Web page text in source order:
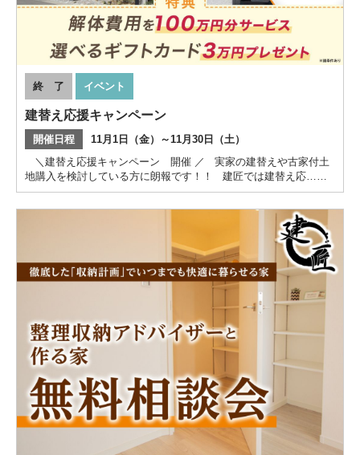
終 了 イベント
建替え応援キャンペーン
開催日程
11月1日（金）～11月30日（土）
＼建替え応援キャンペーン 開催 ／ 実家の建替えや古家付土
地購入を検討している方に朗報です！！ 建匠では建替え応……